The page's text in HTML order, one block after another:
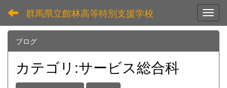
群馬県立館林高等特別支援学校
ブログ
カテゴリ:サービス総合科